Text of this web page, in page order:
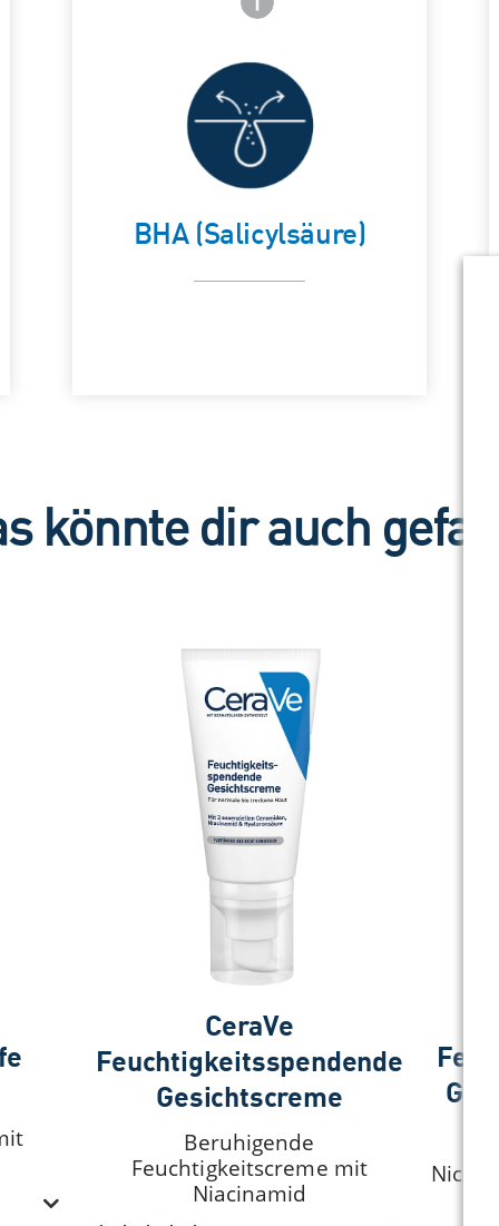
BHA (Salicylsäure)
Klärt zu Akne
neigende
Haut
könnte dir auch
CeraVe
Feuchtigkeitsspendende
Gesichtscreme
Beruhigende
Feuchtigkeitscreme mit
Niacinamid
Nicht